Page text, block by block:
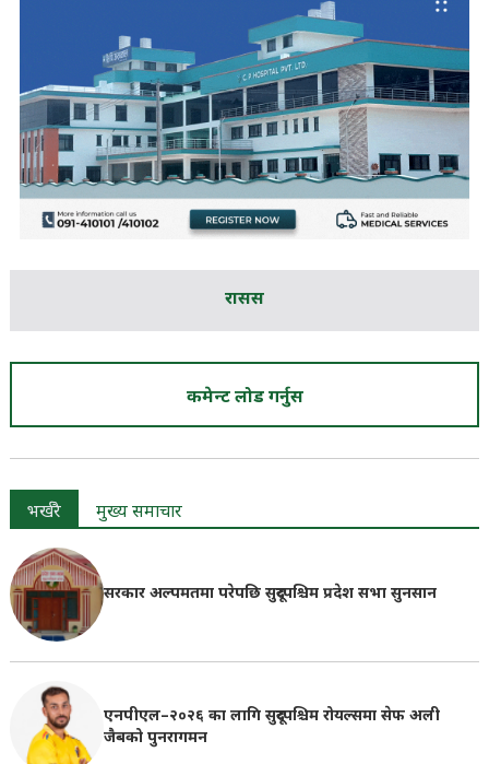
रासस
कमेन्ट लोड गर्नुस
भर्खरै मुख्य समाचार
सरकार अल्पमतमा परेपछि सुदूरपश्चिम प्रदेश सभा सुनसान
एनपीएल–२०२६ का लागि सुदूरपश्चिम रोयल्समा सेफ अली
जैबको पुनरागमन